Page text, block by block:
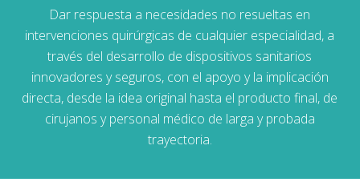
Dar respuesta a necesidades no resueltas en
intervenciones quirúrgicas de cualquier especialidad, a
través del desarrollo de dispositivos sanitarios
innovadores y seguros, con el apoyo y la implicación
directa, desde la idea original hasta el producto final, de
cirujanos y personal médico de larga y probada
trayectoria.